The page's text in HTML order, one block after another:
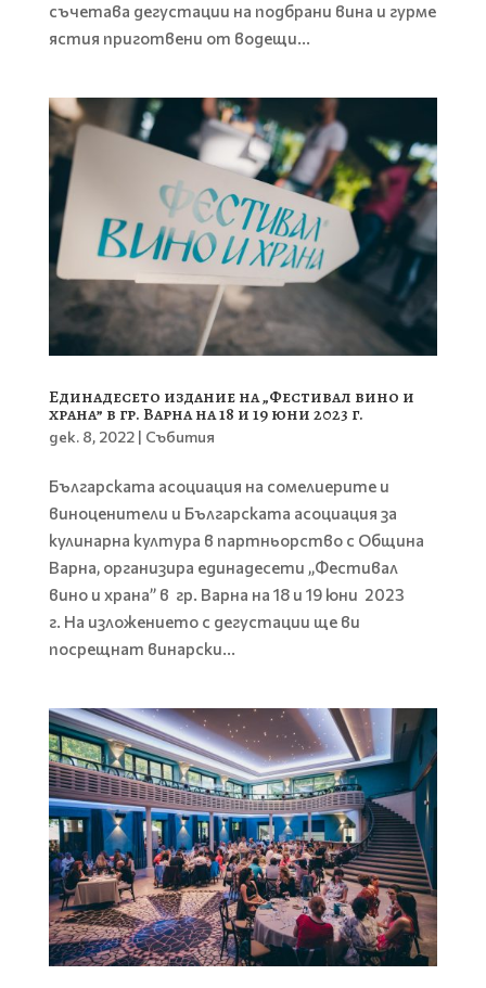
съчетава дегустации на подбрани вина и гурме
ястия приготвени от водещи...
Единадесето издание на „Фестивал вино и
храна” в гр. Варна на 18 и 19 юни 2023 г.
дек. 8, 2022| Събития
Българската асоциaция на сомелиерите и
виноценители и Българската асоциация за
кулинарна култура в партньорство с Община
Варна, организира единадесети „Фестивал
вино и храна” в гр. Варна на 18 и 19 юни 2023
г. На изложението с дегустации ще ви
посрещнат винарски...